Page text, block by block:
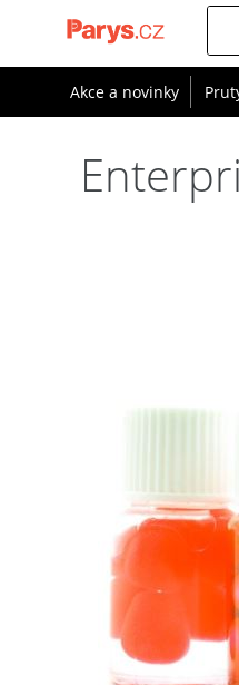
Akce a novinky